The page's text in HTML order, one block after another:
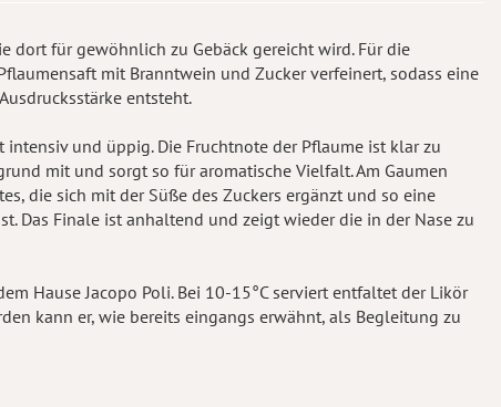
dort für gewöhnlich zu Gebäck gereicht wird. Für die
mit Branntwein und Zucker verfeinert, sodass eine
entsteht.
und üppig. Die Fruchtnote der Pflaume ist klar zu
mit und sorgt so für aromatische Vielfalt. Am Gaumen
die sich mit der Süße des Zuckers ergänzt und so eine
Das Finale ist anhaltend und zeigt wieder die in der Nase zu
Hause Jacopo Poli. Bei 10-15°C serviert entfaltet der Likör
kann er, wie bereits eingangs erwähnt, als Begleitung zu